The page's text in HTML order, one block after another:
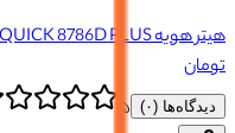
هیتر هویه QUICK 8786D PLUS
تومان
دیدگاه‌ها (۰) ۵